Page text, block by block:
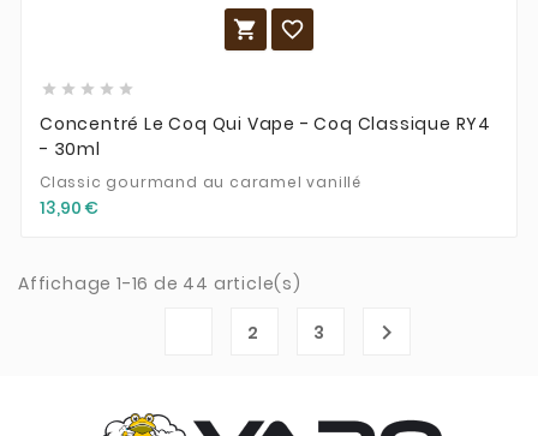
 
    
Concentré Le Coq Qui Vape - Coq Classique RY4
- 30ml
Classic gourmand au caramel vanillé
13,90 €
Affichage 1-16 de 44 article(s)
2 3 